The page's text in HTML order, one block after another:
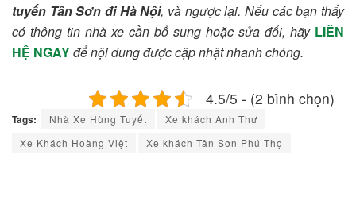
tuyến Tân Sơn đi Hà Nội, và ngược lại. Nếu các bạn thấy
có thông tin nhà xe cần bổ sung hoặc sửa đổi, hãy LIÊN
HỆ NGAYđể nội dung được cập nhật nhanh chóng.
4.5/5 - (2 bình chọn)
Tags: Nhà Xe Hùng Tuyết
Xe khách Anh Thư
Xe Khách Hoàng Việt
Xe khách Tân Sơn Phú Thọ